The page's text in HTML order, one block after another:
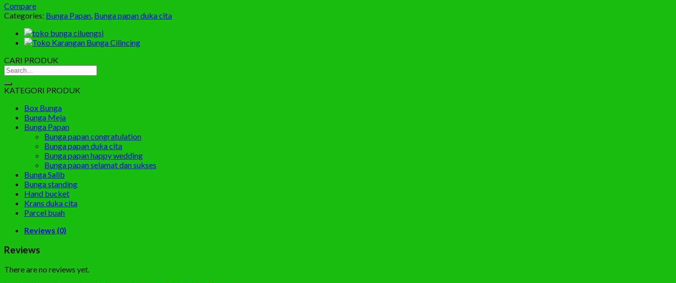
Compare
Categories: Bunga Papan, Bunga papan duka cita
CARI PRODUK
Search
for:
KATEGORI PRODUK
Box Bunga
Bunga Meja
Bunga Papan
Bunga papan congratulation
Bunga papan duka cita
Bunga papan happy wedding
Bunga papan selamat dan sukses
Bunga Salib
Bunga standing
Hand bucket
Krans duka cita
Parcel buah
Reviews (0)
Reviews
There are no reviews yet.